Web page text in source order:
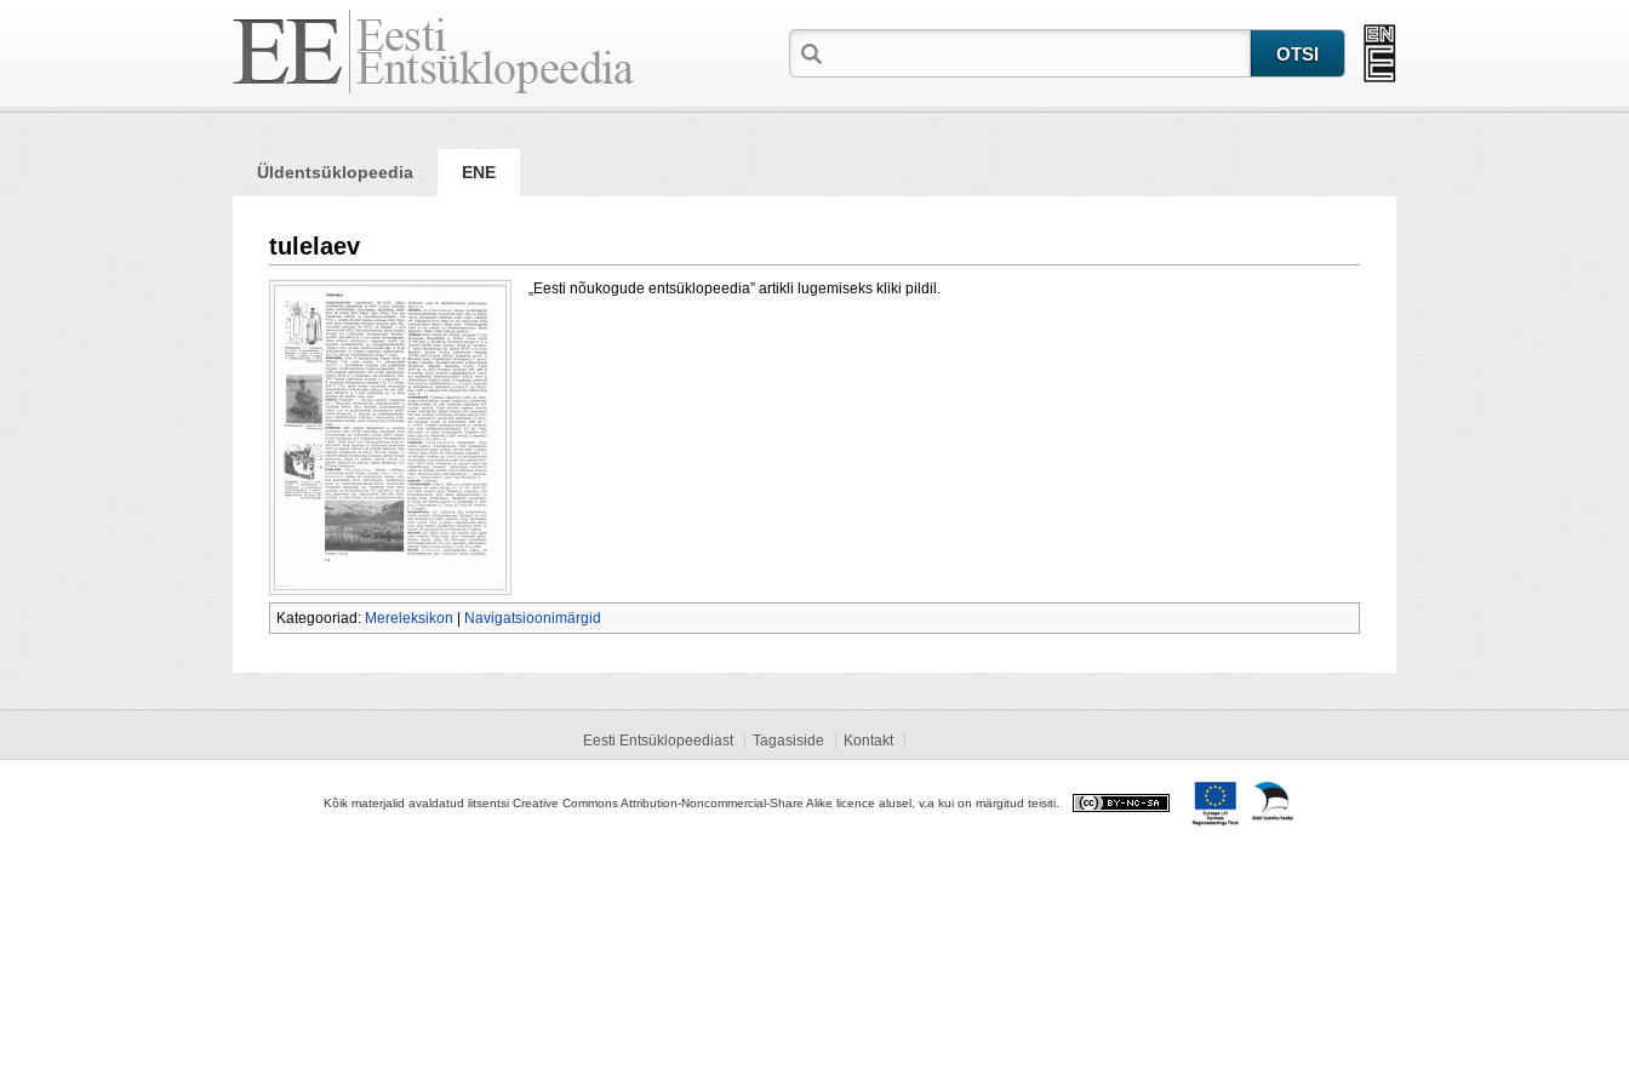
Üldentsüklopeedia ENE
tulelaev
„Eesti nõukogude entsüklopeedia” artikli lugemiseks kliki pildil.
Kategooriad: Mereleksikon Navigatsioonimärgid
Eesti Entsüklopeediast Tagasiside Kontakt
Kõik materjalid avaldatud litsentsi Creative Commons Attribution-Noncommercial-Share Alike licence alusel, v.a kui on märgitud teisiti.